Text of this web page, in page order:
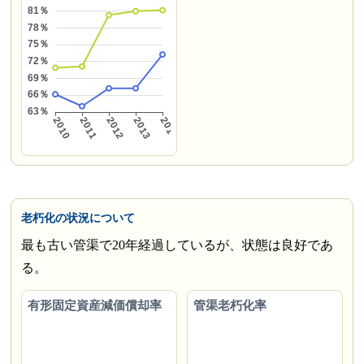
老朽化の状況について
最も古い管渠で20年経過しているが、状態は良好であ
る。
有形固定資産減価償却率 管渠老朽化率